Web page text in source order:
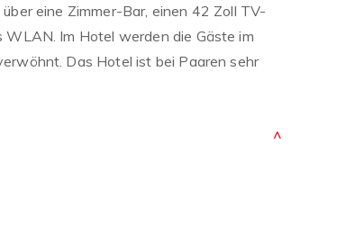
eine Zimmer-Bar, einen 42 Zoll TV-
WLAN. Im Hotel werden die Gäste im
Das Hotel ist bei Paaren sehr
^